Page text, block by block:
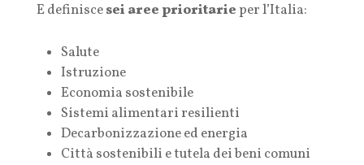
E definiscesei aree prioritarieper l’Italia:
Salute
Istruzione
Economia sostenibile
Sistemi alimentari resilienti
Decarbonizzazione ed energia
Città sostenibili e tutela dei beni comuni